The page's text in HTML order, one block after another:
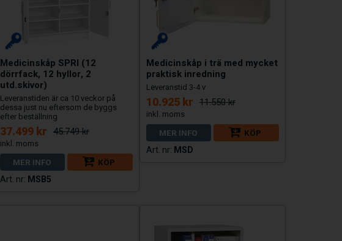
Medicinskåp SPRI (12
dörrfack, 12 hyllor, 2
utd.skivor)
Leveranstiden är ca 10 veckor på
dessa just nu eftersom de byggs
efter beställning
37.499 kr 45.749 kr
MER INFO
KÖP
MSB5
Medicinskåp i trä med mycket
praktisk inredning
Leveranstid 3-4 v
10.925 kr 11.550 kr
MER INFO
KÖP
MSD